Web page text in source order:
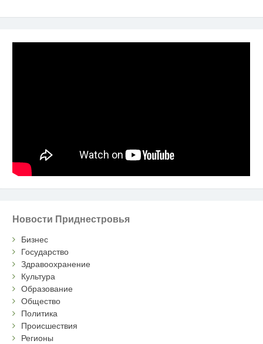
Новости Приднестровья
Бизнес
Государство
Здравоохранение
Культура
Образование
Общество
Политика
Происшествия
Регионы